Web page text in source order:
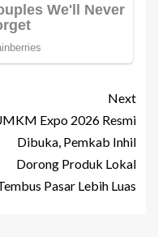
Next
Expo 2026 Resmi
Dibuka, Pemkab Inhil
Dorong Produk Lokal
Pasar Lebih Luas